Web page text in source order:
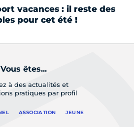
vacances : il reste des
pour cet été !
Vous êtes...
à des actualités et
pratiques par profil
ASSOCIATION JEUNE